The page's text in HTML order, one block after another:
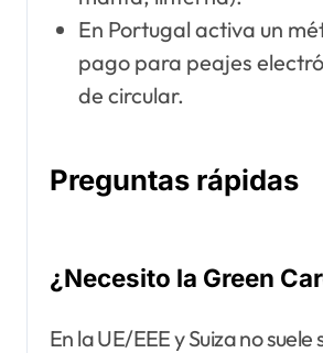
En Portugal activa un
pago para peajes
de circular.
Preguntas rápidas
¿Necesito la Green
En la UE/EEE y Suiza no suele